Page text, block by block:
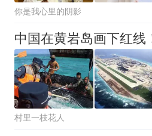
你是我心里的阴影
村里一枝花人